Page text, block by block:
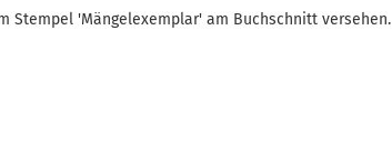
Stempel 'Mängelexemplar' am Buchschnitt versehen.